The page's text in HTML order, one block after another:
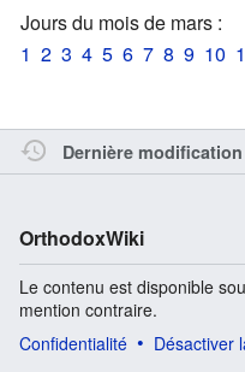
Jours du mois de mars :
1 2 3 4 5 6 7 8 9 10
Dernière
OrthodoxWiki
Le contenu est disponible
mention contraire.
Confidentialité
Désactiver